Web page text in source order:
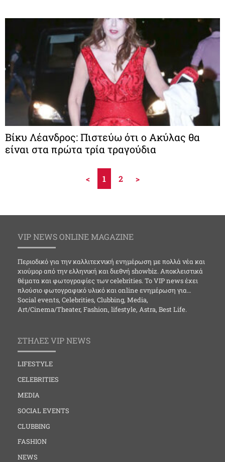
Βίκυ Λέανδρος: Πιστεύω ότι ο Ακύλας θα
είναι στα πρώτα τρία τραγούδια
< 1 2 >
VIP NEWS ONLINE MAGAZINE
Περιοδικό για την καλλιτεχνική ενημέρωση με πολλά νέα και
χιούμορ από την ελληνική και διεθνή showbiz. Αποκλειστικά
θέματα και φωτογραφίες των celebrities. Το VIP news έχει
πλούσιο φωτογραφικό υλικό και online ενημέρωση για…
Social events, Celebrities, Clubbing, Media,
Art/Cinema/Theater, Fashion, lifestyle, Astra, Best Life.
ΣΤΗΛΕΣ VIP NEWS
LIFESTYLE
CELEBRITIES
MEDIA
SOCIAL EVENTS
CLUBBING
FASHION
NEWS